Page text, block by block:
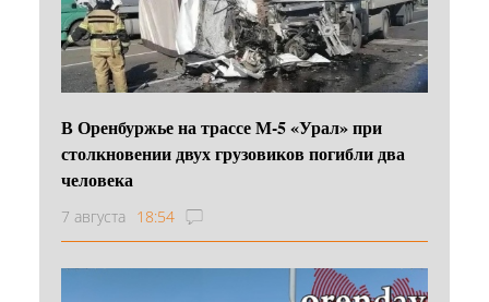
В Оренбуржье на трассе М-5 «Урал» при
столкновении двух грузовиков погибли два
человека
7 августа 18:54